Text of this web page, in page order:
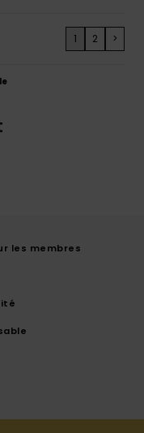
1 2 >
les membres